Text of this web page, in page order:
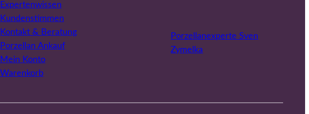
Expertenwissen
Kundenstimmen
Kontakt & Beratung
Porzellan Ankauf
Mein Konto
Warenkorb
Porzellanexperte Sven
Zymelka